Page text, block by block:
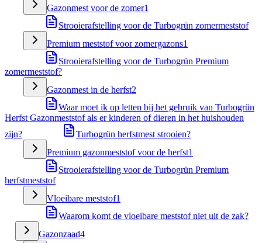
Gazonmest voor de zomer1
Strooierafstelling voor de Turbogrün zomermeststof
Premium meststof voor zomergazons1
Strooierafstelling voor de Turbogrün Premium
zomermeststof?
Gazonmest in de herfst2
Waar moet ik op letten bij het gebruik van Turbogrün
Herfst Gazonmeststof als er kinderen of dieren in het huishouden
zijn?
Turbogrün herfstmest strooien?
Premium gazonmeststof voor de herfst1
Strooierafstelling voor de Turbogrün Premium
herfstmeststof
Vloeibare meststof1
Waarom komt de vloeibare meststof niet uit de zak?
Gazonzaad4